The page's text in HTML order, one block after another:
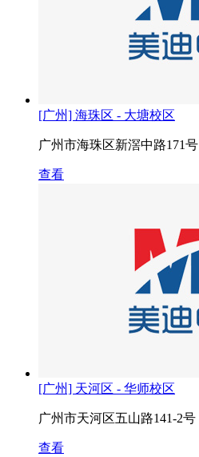
[广州] 海珠区 - 大塘校区
广州市海珠区新滘中路171号
查看
[广州] 天河区 - 华师校区
广州市天河区五山路141-2号
查看